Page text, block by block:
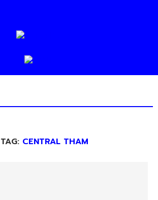
TAG: CENTRAL THAM